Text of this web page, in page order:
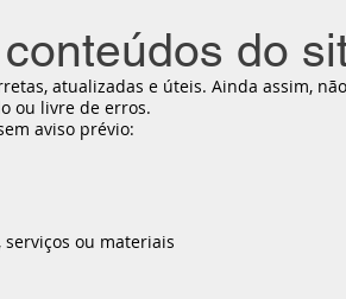
do
atualizadas e úteis. Ainda assim,
ou livre de erros.
aviso prévio:
ou materiais